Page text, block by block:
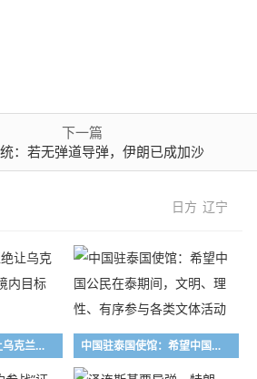
下一篇
：若无弹道导弹，伊朗已成加沙
日方 辽宁
美媒：马斯克拒绝让乌克兰用“星链”打击俄境内目标 中国驻泰国使馆：希望中国公民在泰期间，文明、理性、有序参与各类文体活动